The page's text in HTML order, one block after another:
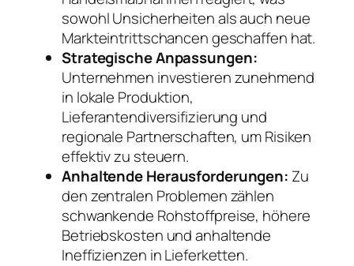
sowohl Unsicherheiten als auch neue
Markteintrittschancen geschaffen hat.
Strategische Anpassungen:
Unternehmen investieren zunehmend
in lokale Produktion,
Lieferantendiversifizierung und
regionale Partnerschaften, um Risiken
effektiv zu steuern.
Anhaltende Herausforderungen: Zu
den zentralen Problemen zählen
schwankende Rohstoffpreise, höhere
Betriebskosten und anhaltende
Ineffizienzen in Lieferketten.